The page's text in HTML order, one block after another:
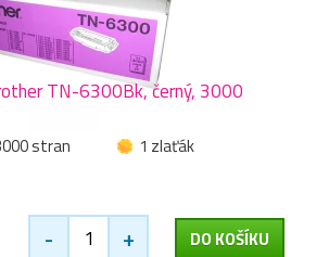
TN-6300Bk, černý, 3000
stran
1 zlaťák
- + DO KOŠÍKU